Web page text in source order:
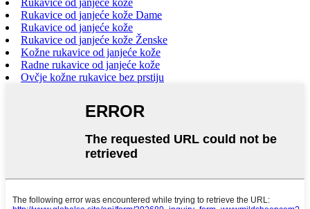
Rukavice od janjeće kože
Rukavice od janjeće kože Dame
Rukavice od janjeće kože
Rukavice od janjeće kože Ženske
Kožne rukavice od janjeće kože
Radne rukavice od janjeće kože
Ovčje kožne rukavice bez prstiju